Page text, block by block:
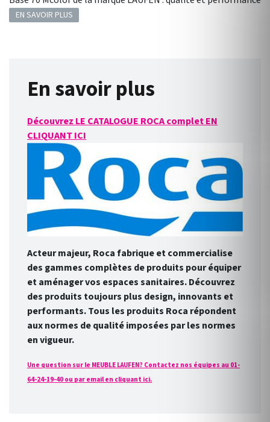
EN SAVOIR PLUS
En savoir plus
Découvrez LE CATALOGUE ROCA complet EN
CLIQUANT ICI
Acteur majeur, Roca fabrique et commercialise
des gammes complètes de produits pour équiper
et aménager vos espaces sanitaires. Découvrez
des produits toujours plus design, innovants et
performants. Tous les produits Roca répondent
aux normes de qualité imposées par les normes
en vigueur.
Une question sur le MEUBLE LAUFEN? Contactez nos équipes au 01-
64-24-19-40 ou par email en cliquant ici.